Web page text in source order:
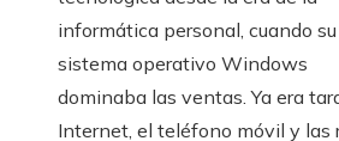
informática personal, cuando su
sistema operativo Windows
dominaba las ventas. Ya era
Internet, el teléfono móvil y las